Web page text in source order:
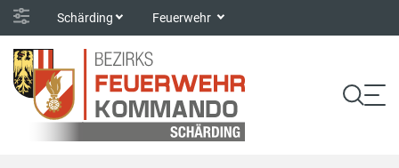
Schärding Feuerwehr